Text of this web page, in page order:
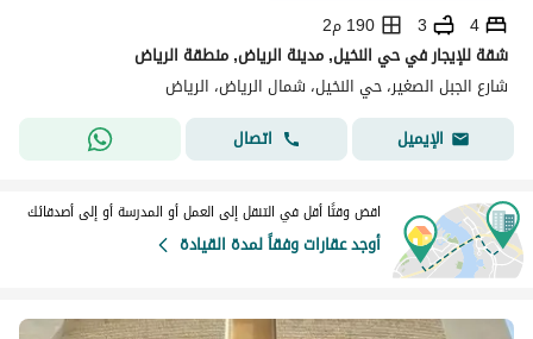
4
3
190 م2
شقة للإيجار في حي النخيل, مدينة الرياض, منطقة الرياض
شارع الجبل الصغير، حي النخيل، شمال الرياض، الرياض
الإيميل
اتصال
اقض وقتًا أقل في التنقل إلى العمل أو المدرسة أو إلى أصدقائك
أوجد عقارات وفقاً لمدة القيادة